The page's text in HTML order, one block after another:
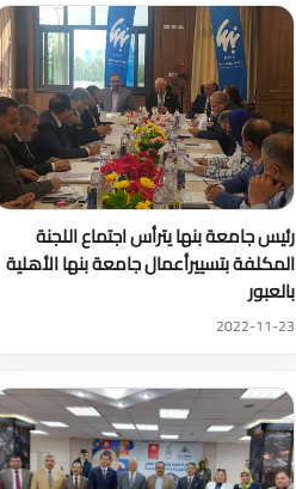
رئيس جامعة بنها يترأس اجتماع اللجنة
المكلفة بتسييرأعمال جامعة بنها الأهلية
بالعبور
2022-11-23